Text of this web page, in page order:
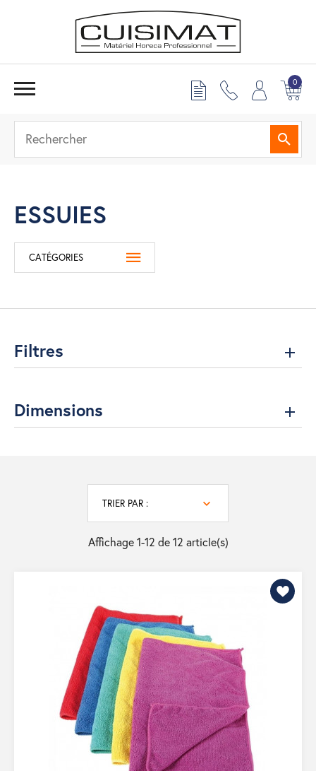
0
ESSUIES
CATÉGORIES
Filtres
Dimensions
TRIER PAR :
Affichage 1-12 de 12 article(s)